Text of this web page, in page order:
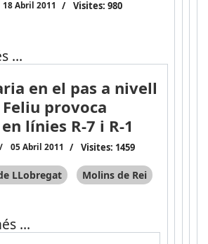
18 Abril 2011 Visites: 980
…
en el pas a nivell
provoca
línies R-7 i R-1
05 Abril 2011 Visites: 1459
LLobregat
Molins de Rei
…